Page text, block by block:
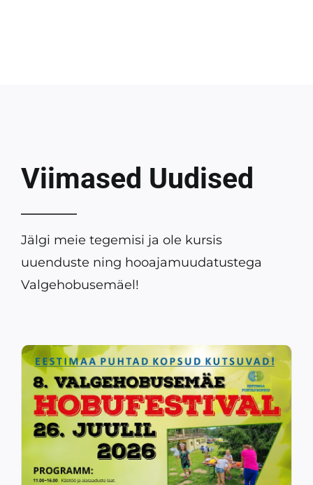
Viimased Uudised
Jälgi meie tegemisi ja ole kursis
uuenduste ning hooajamuudatustega
Valgehobusemäel!